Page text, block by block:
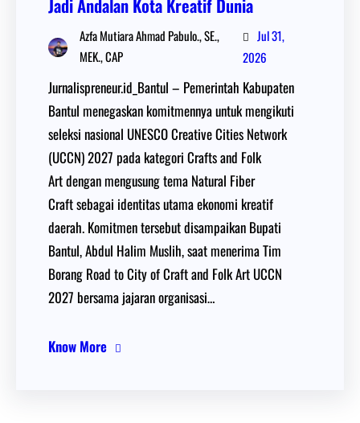
Jadi Andalan Kota Kreatif Dunia
Azfa Mutiara Ahmad Pabulo., SE.,
MEK., CAP
Jul 31,
2026
Jurnalispreneur.id_Bantul – Pemerintah Kabupaten
Bantul menegaskan komitmennya untuk mengikuti
seleksi nasional UNESCO Creative Cities Network
(UCCN) 2027 pada kategori Crafts and Folk
Art dengan mengusung tema Natural Fiber
Craft sebagai identitas utama ekonomi kreatif
daerah. Komitmen tersebut disampaikan Bupati
Bantul, Abdul Halim Muslih, saat menerima Tim
Borang Road to City of Craft and Folk Art UCCN
2027 bersama jajaran organisasi…
Know More